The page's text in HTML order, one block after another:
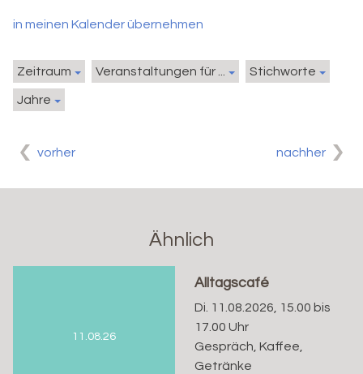
in meinen Kalender übernehmen
Zeitraum Veranstaltungen für ... Stichworte
Jahre
vorher nachher
Ähnlich
11.08.26
Alltagscafé
Di. 11.08.2026, 15.00 bis
17.00 Uhr
Gespräch, Kaffee,
Getränke